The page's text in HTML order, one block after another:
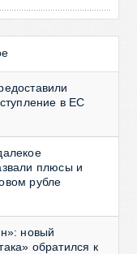
в ЕС
плюсы и
рубле
новый
обратился к